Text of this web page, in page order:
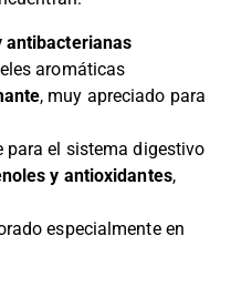
antibacterianas
aromáticas
, muy apreciado para
para el sistema digestivo
y antioxidantes,
especialmente en